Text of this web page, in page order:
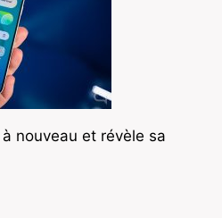
nouveau et révèle sa